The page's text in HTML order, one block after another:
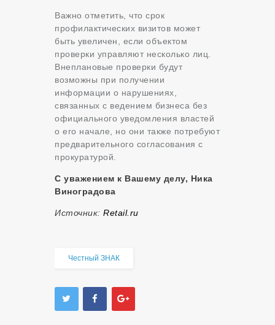
Важно отметить, что срок
профилактических визитов может
быть увеличен, если объектом
проверки управляют несколько лиц.
Внеплановые проверки будут
возможны при получении
информации о нарушениях,
связанных с ведением бизнеса без
официального уведомления властей
о его начале, но они также потребуют
предварительного согласования с
прокуратурой.
С уважением к Вашему делу, Ника
Виноградова
Источник: Retail.ru
Честный ЗНАК